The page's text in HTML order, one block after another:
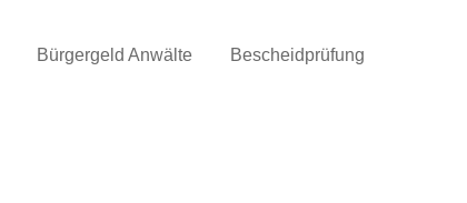
Bürgergeld Anwälte Bescheidprüfung